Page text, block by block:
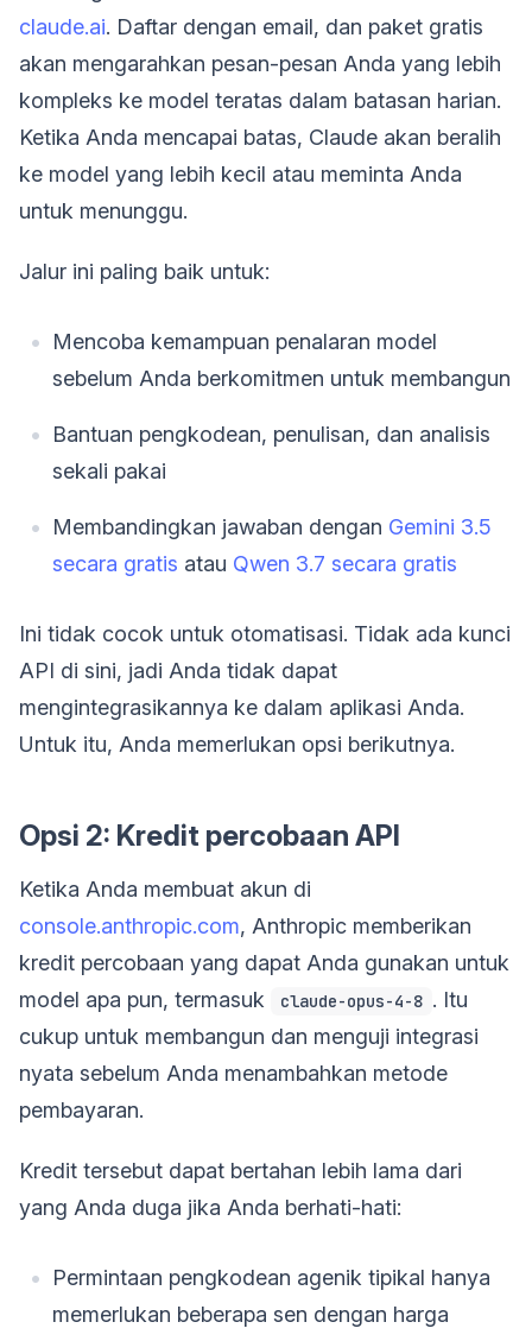
claude.ai. Daftar dengan email, dan paket gratis
akan mengarahkan pesan-pesan Anda yang lebih
kompleks ke model teratas dalam batasan harian.
Ketika Anda mencapai batas, Claude akan beralih
ke model yang lebih kecil atau meminta Anda
untuk menunggu.
Jalur ini paling baik untuk:
Mencoba kemampuan penalaran model
sebelum Anda berkomitmen untuk membangun
Bantuan pengkodean, penulisan, dan analisis
sekali pakai
Membandingkan jawaban dengan Gemini 3.5
secara gratis atau Qwen 3.7 secara gratis
Ini tidak cocok untuk otomatisasi. Tidak ada kunci
API di sini, jadi Anda tidak dapat
mengintegrasikannya ke dalam aplikasi Anda.
Untuk itu, Anda memerlukan opsi berikutnya.
Opsi 2: Kredit percobaan API
Ketika Anda membuat akun di
console.anthropic.com, Anthropic memberikan
kredit percobaan yang dapat Anda gunakan untuk
model apa pun, termasuk
claude-opus-4-8 . Itu
cukup untuk membangun dan menguji integrasi
nyata sebelum Anda menambahkan metode
pembayaran.
Kredit tersebut dapat bertahan lebih lama dari
yang Anda duga jika Anda berhati-hati:
Permintaan pengkodean agenik tipikal hanya
memerlukan beberapa sen dengan harga